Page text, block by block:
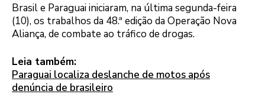
Brasil e Paraguai iniciaram, na última segunda-feira
(10), os trabalhos da 48.ª edição da Operação Nova
Aliança, de combate ao tráfico de drogas.
Leia também:
Paraguai localiza deslanche de motos após
denúncia de brasileiro